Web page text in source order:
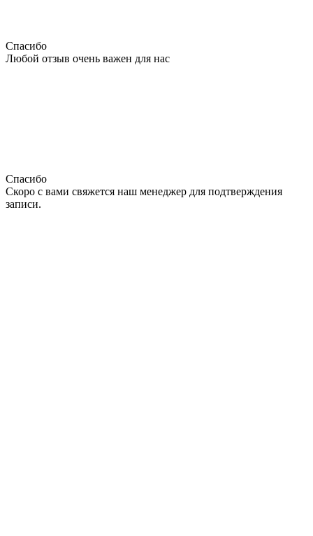
Спасибо
Любой отзыв очень важен для нас
Спасибо
Скоро с вами свяжется наш менеджер для подтверждения
записи.